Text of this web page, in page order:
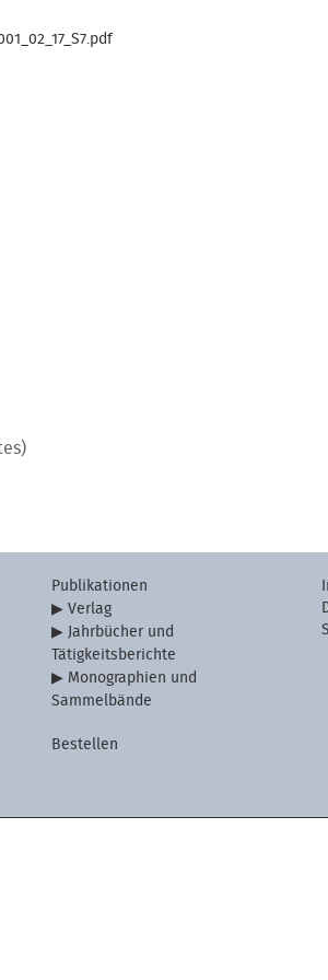
Publikationen
Verlag
Jahrbücher und
Tätigkeitsberichte
Monographien und
Sammelbände
Bestellen